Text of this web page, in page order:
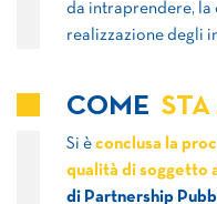
da intraprendere, la
realizzazione degli
COME
Si è conclusa la
qualità di soggetto
di Partnership